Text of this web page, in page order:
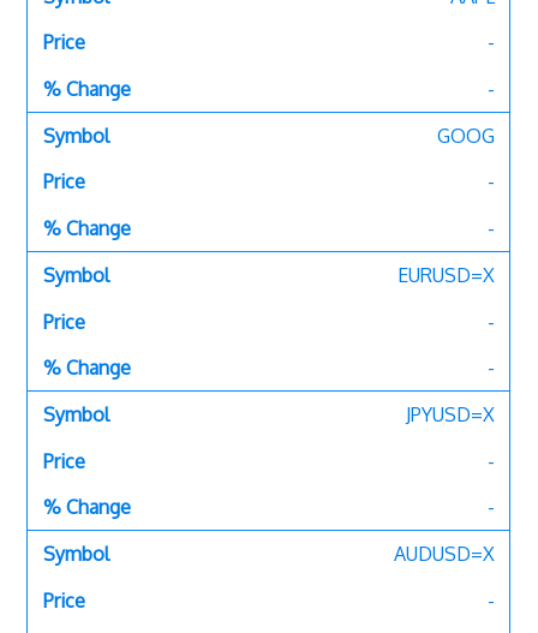
-
-
GOOG
-
-
EURUSD=X
-
-
JPYUSD=X
-
-
AUDUSD=X
-